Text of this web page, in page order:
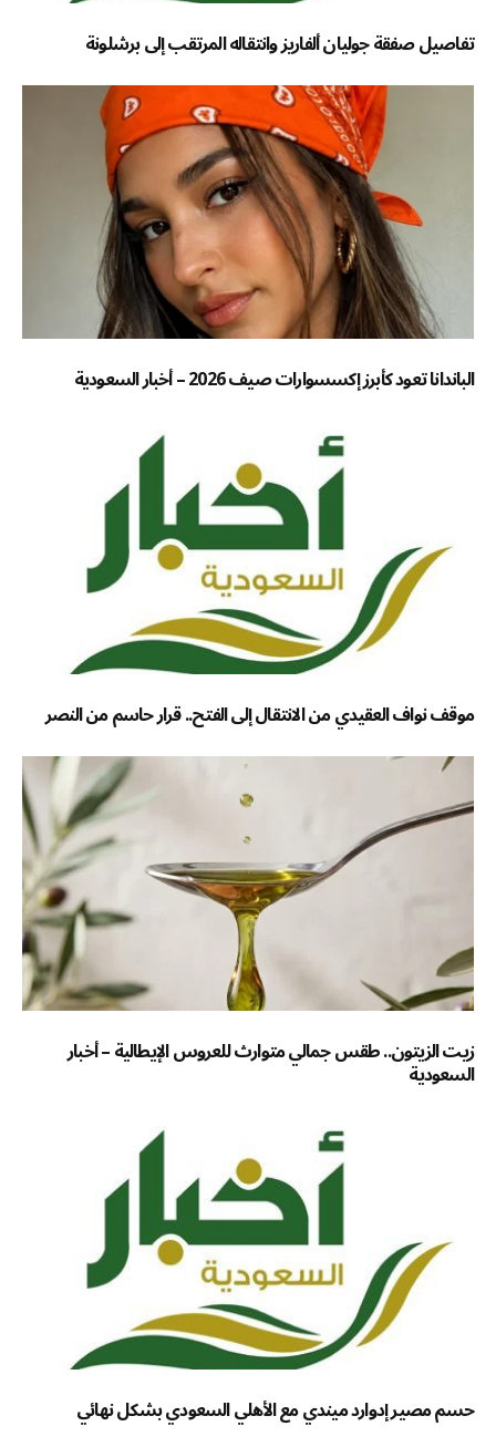
تفاصيل صفقة جوليان ألفاريز وانتقاله المرتقب إلى برشلونة
الباندانا تعود كأبرز إكسسوارات صيف 2026 – أخبار السعودية
موقف نواف العقيدي من الانتقال إلى الفتح.. قرار حاسم من النصر
زيت الزيتون.. طقس جمالي متوارث للعروس الإيطالية – أخبار
السعودية
حسم مصير إدوارد ميندي مع الأهلي السعودي بشكل نهائي